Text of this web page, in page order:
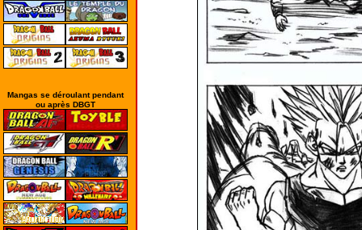
Mangas se déroulant pendant
ou après DBGT